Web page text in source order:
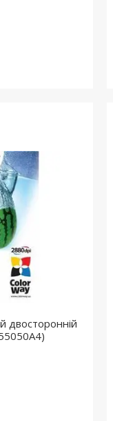
двосторонній